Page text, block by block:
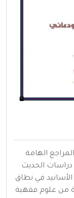
الهامة
الحديث
في نطاق
من علوم فقهية